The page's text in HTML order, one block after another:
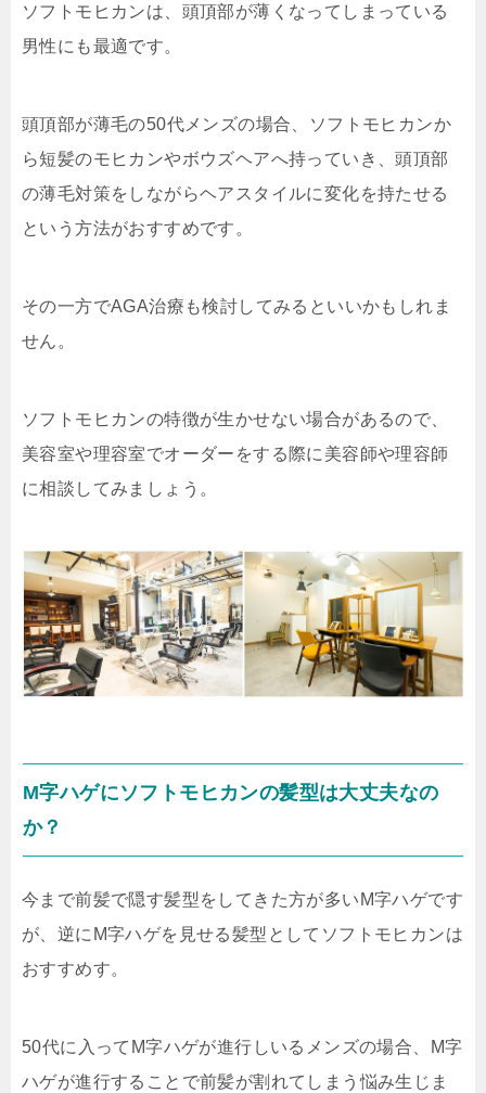
ソフトモヒカンは、頭頂部が薄くなってしまっている
男性にも最適です。
頭頂部が薄毛の50代メンズの場合、ソフトモヒカンか
ら短髪のモヒカンやボウズヘアへ持っていき、頭頂部
の薄毛対策をしながらヘアスタイルに変化を持たせる
という方法がおすすめです。
その一方でAGA治療も検討してみるといいかもしれま
せん。
ソフトモヒカンの特徴が生かせない場合があるので、
美容室や理容室でオーダーをする際に美容師や理容師
に相談してみましょう。
M字ハゲにソフトモヒカンの髪型は大丈夫なの
か？
今まで前髪で隠す髪型をしてきた方が多いM字ハゲです
が、逆にM字ハゲを見せる髪型としてソフトモヒカンは
おすすめす。
50代に入ってM字ハゲが進行しいるメンズの場合、M字
ハゲが進行することで前髪が割れてしまう悩み生じま